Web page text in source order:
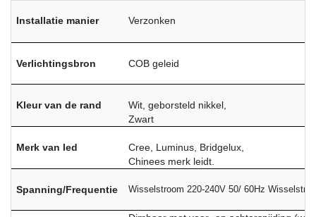
Installatie manier Verzonken
Verlichtingsbron COB geleid
Kleur van de rand
Wit, geborsteld nikkel,
Zwart
Merk van led
Cree, Luminus, Bridgelux,
Chinees merk leidt.
Spanning/Frequentie Wisselstroom 220-240V 50/ 60Hz